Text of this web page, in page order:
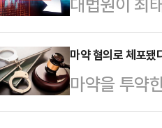
원에서 일방
지만 강행
심이 노태우
정한 점에 "
유지했다.앞
노 관장이 반
이혼청구를
파기환송키
에 따르면,
5.18% 내린
랐다가 등락
마약 혐의로 체포
마약을 투약
선고받았다.